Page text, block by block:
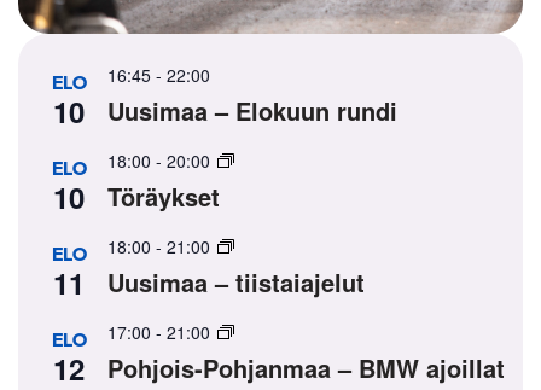
ELO
10
16:45 - 22:00
Uusimaa – Elokuun rundi
ELO
10
18:00 - 20:00
Töräykset
ELO
11
18:00 - 21:00
Uusimaa – tiistaiajelut
ELO
12
17:00 - 21:00
Pohjois-Pohjanmaa – BMW ajoillat